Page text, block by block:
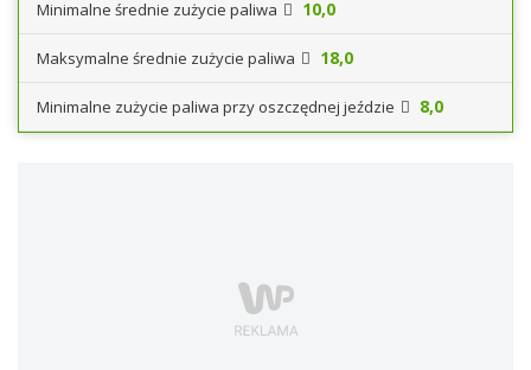
Minimalne średnie zużycie paliwa 10,0
Maksymalne średnie zużycie paliwa 18,0
Minimalne zużycie paliwa przy oszczędnej jeździe 8,0